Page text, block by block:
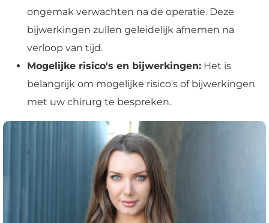
ongemak verwachten na de operatie. Deze
bijwerkingen zullen geleidelijk afnemen na
verloop van tijd.
Mogelijke risico's en bijwerkingen: Het is
belangrijk om mogelijke risico's of bijwerkingen
met uw chirurg te bespreken.